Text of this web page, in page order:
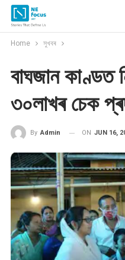
Home সুখবৰ
বাঘজান কাণ্ডত
৩০লাখৰ চেক
By Admin ON JUN 16,